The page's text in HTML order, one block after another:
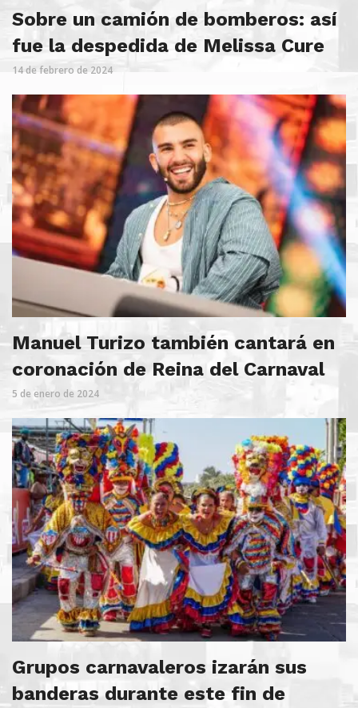
Sobre un camión de bomberos: así
fue la despedida de Melissa Cure
14 de febrero de 2024
Manuel Turizo también cantará en
coronación de Reina del Carnaval
5 de enero de 2024
Grupos carnavaleros izarán sus
banderas durante este fin de